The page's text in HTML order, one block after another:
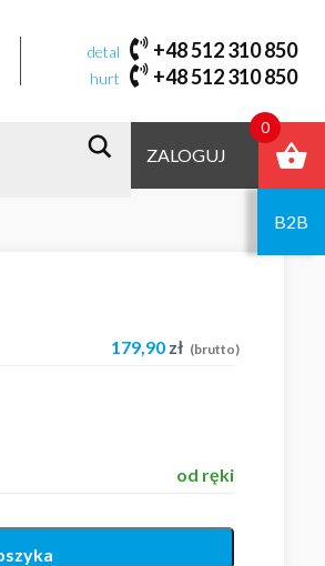
detal +48 512 310 850
hurt +48 512 310 850
ZALOGUJ
B2B
179,90 zł (brutto)
od ręki
0